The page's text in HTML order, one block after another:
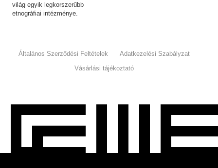
világ egyik legkorszerűbb
etnográfiai intézménye.
Általános Szerződési Feltételek
Adatkezelési Szabályzat
Vásárlási tájékoztató